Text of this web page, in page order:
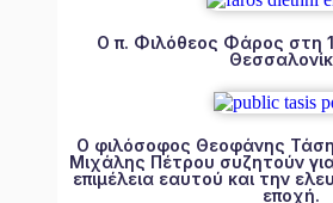
Ο π. Φιλόθεος Φάρος στη
Ο φιλόσοφος Θεοφάνης
Μιχάλης Πέτρου συζητούν
επιμέλεια εαυτού και την
εποχή.